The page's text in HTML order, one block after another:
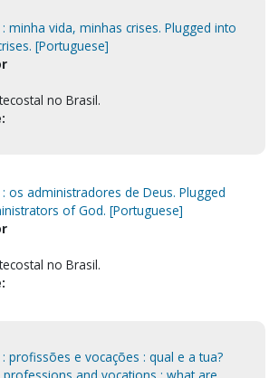
minha vida, minhas crises. Plugged into
[Portuguese]
no Brasil.
os administradores de Deus. Plugged
of God. [Portuguese]
no Brasil.
profissões e vocações : qual e a tua?